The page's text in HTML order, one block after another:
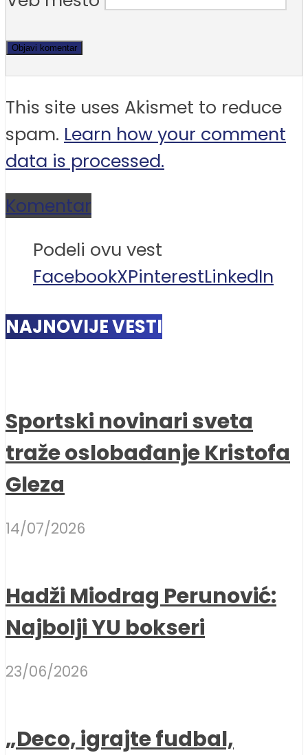
This site uses Akismet to reduce
spam. Learn how your comment
data is processed.
Komentar
Podeli ovu vest
FacebookXPinterestLinkedIn
NAJNOVIJE VESTI
Sportski novinari sveta
traže oslobađanje Kristofa
Gleza
14/07/2026
Hadži Miodrag Perunović:
Najbolji YU bokseri
23/06/2026
„Deco, igrajte fudbal,